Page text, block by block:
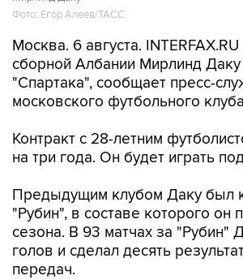
Фото: Егор Алеев/ТАСС
Москва. 6 августа.
сборной Албании Мирлинд Даку
"Спартака", сообщает пресс-
московского футбольного
Контракт с 28-летним
на три года. Он будет играть
Предыдущим клубом Даку был
"Рубин", в составе которого он
сезона. В 93 матчах за "Рубин"
голов и сделал десять
передач.